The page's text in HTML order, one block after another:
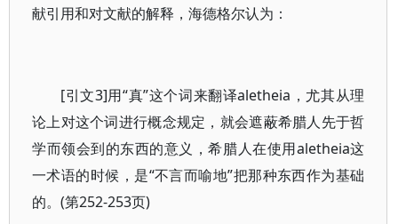
献引用和对文献的解释，海德格尔认为：
[引文3]用“真”这个词来翻译aletheia，尤其从理
论上对这个词进行概念规定，就会遮蔽希腊人先于哲
学而领会到的东西的意义，希腊人在使用aletheia这
一术语的时候，是“不言而喻地”把那种东西作为基础
的。(第252-253页)